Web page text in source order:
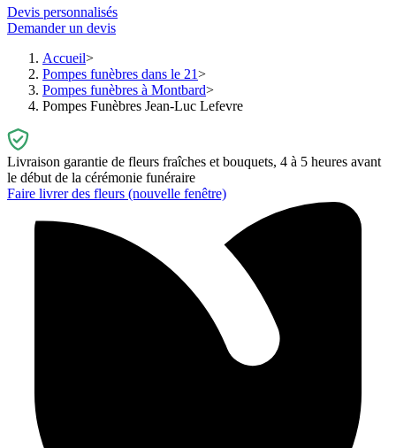
Devis personnalisés
Demander un devis
Accueil
Pompes funèbres dans le 21
Pompes funèbres à Montbard
Pompes Funèbres Jean-Luc Lefevre
Livraison garantie de fleurs fraîches et bouquets, 4 à 5 heures avant
le début de la cérémonie funéraire
Faire livrer des fleurs (nouvelle fenêtre)